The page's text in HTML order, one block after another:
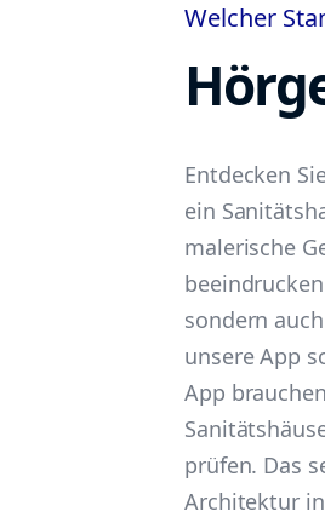
Welcher
Entdecken
ein
malerische
sondern
unsere App
App
prüfen. Das
Architektur